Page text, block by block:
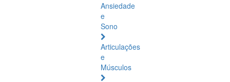
Ansiedade
e
Sono
Articulações
e
Músculos